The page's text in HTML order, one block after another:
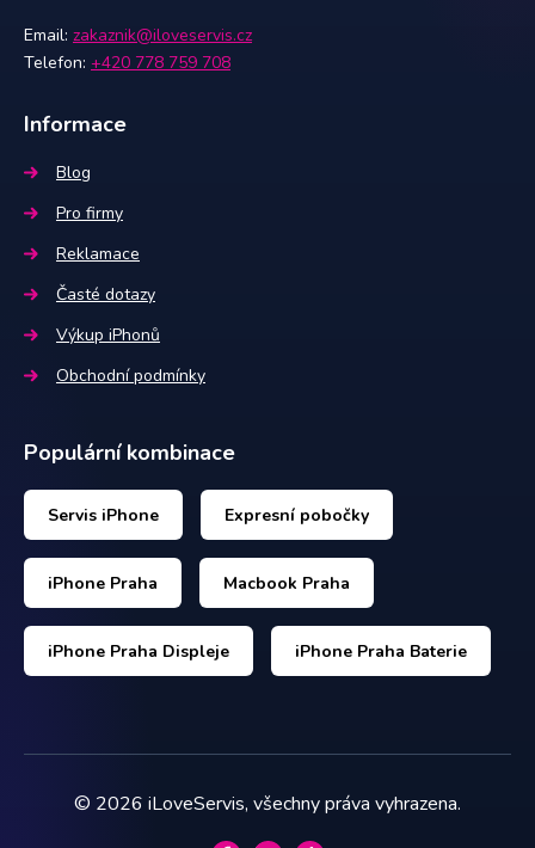
Email: zakaznik@iloveservis.cz
Telefon: +420 778 759 708
Informace
Blog
Pro firmy
Reklamace
Časté dotazy
Výkup iPhonů
Obchodní podmínky
Populární kombinace
Servis iPhone Expresní pobočky
iPhone Praha Macbook Praha
iPhone Praha Displeje iPhone Praha Baterie
© 2026 iLoveServis, všechny práva vyhrazena.